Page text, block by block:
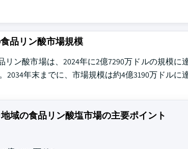
品リン酸市場規模
リン酸市場は、2024年に2億7290万ドルの規模に
2034年末までに、市場規模は約4億3190万ドルに
域の食品リン酸塩市場の主要ポイント